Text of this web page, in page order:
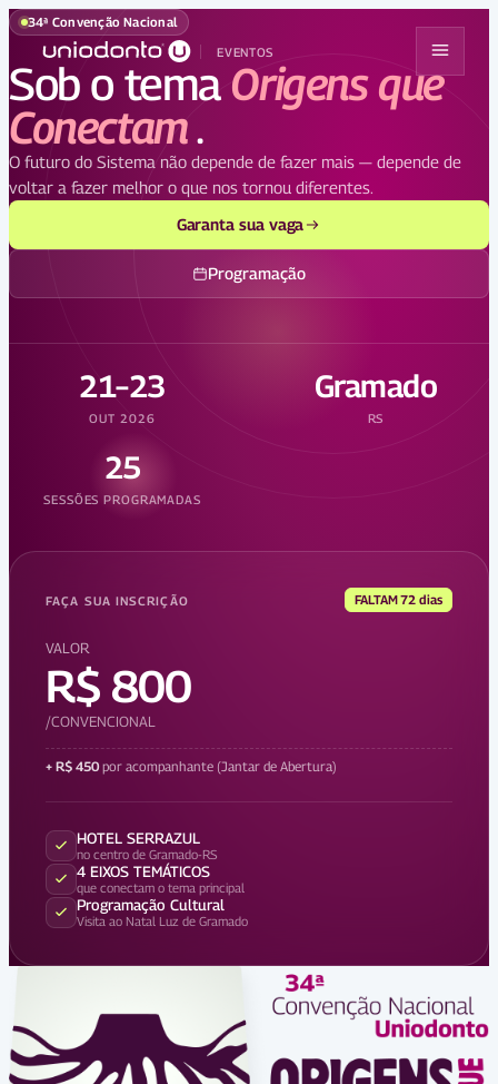
EVENTOS
34ª Convenção Nacional
Sob o tema Origens que
Conectam.
O futuro do Sistema não depende de fazer mais — depende de
voltar a fazer melhor o que nos tornou diferentes.
Garanta sua vaga
Programação
21–23
OUT 2026
Gramado
RS
25
SESSÕES PROGRAMADAS
FAÇA SUA INSCRIÇÃO FALTAM 72 dias
VALOR
R$ 800
/CONVENCIONAL
+ R$ 450 por acompanhante (Jantar de Abertura)
HOTEL SERRAZUL
no centro de Gramado-RS
4 EIXOS TEMÁTICOS
que conectam o tema principal
Programação Cultural
Visita ao Natal Luz de Gramado